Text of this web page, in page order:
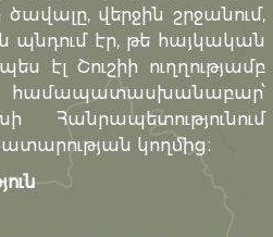
վերջին շրջանում,
պնդում էր, թե հայկական
էլ Շուշիի ուղղությամբ
համապատասխանաբար՝
կողմից։